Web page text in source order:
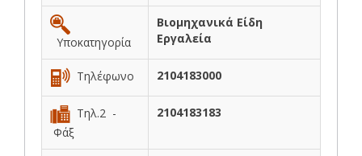
Υποκατηγορία
Βιομηχανικά Είδη
Εργαλεία
Τηλέφωνο 2104183000
Τηλ.2 -
Φάξ
2104183183